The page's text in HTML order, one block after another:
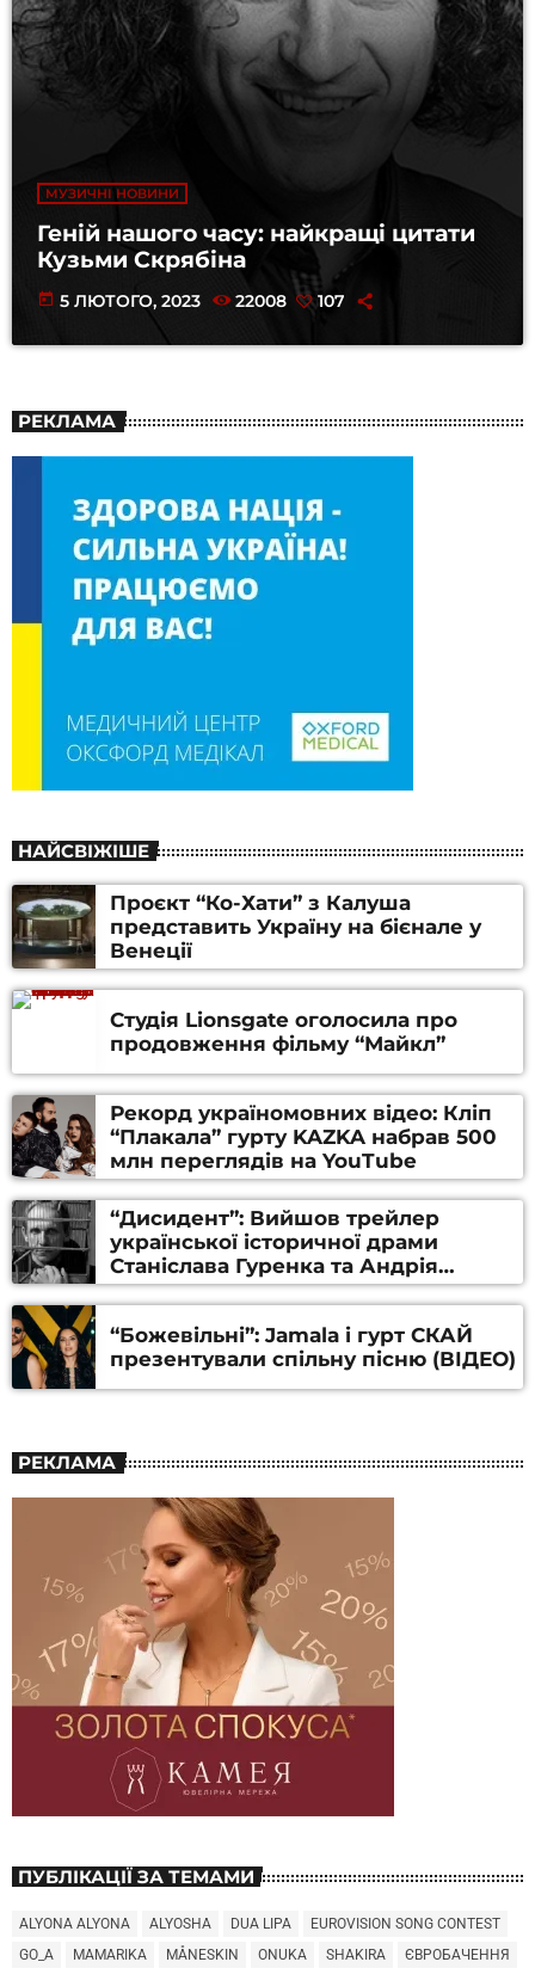
МУЗИЧНІ НОВИНИ
Геній нашого часу: найкращі цитати
Кузьми Скрябіна
today 5 ЛЮТОГО, 2023 22008 107
РЕКЛАМА
НАЙСВІЖІШЕ
Проєкт “Ко-Хати” з Калуша
представить Україну на бієнале у
Венеції
Студія Lionsgate оголосила про
продовження фільму “Майкл”
Рекорд україномовних відео: Кліп
“Плакала” гурту KAZKA набрав 500
млн переглядів на YouTube
“Дисидент”: Вийшов трейлер
української історичної драми
Станіслава Гуренка та Андрія
Алфьорова (ВІДЕО)
“Божевільні”: Jamala і гурт СКАЙ
презентували спільну пісню (ВІДЕО)
РЕКЛАМА
ПУБЛІКАЦІЇ ЗА ТЕМАМИ
ALYONA ALYONA ALYOSHA DUA LIPA
EUROVISION SONG CONTEST
GO_A
MAMARIKA MÅNESKIN ONUKA SHAKIRA
ЄВРОБАЧЕННЯ